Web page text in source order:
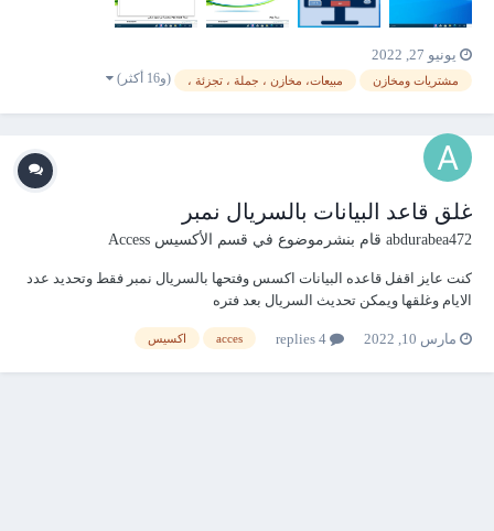
يونيو 27, 2022
مشتريات ومخازن مبيعات، مخازن ، جملة ، تجزئة ، (و16 أكثر)
غلق قاعد البيانات بالسريال نمبر
abdurabea472 قام بنشرموضوع في قسم الأكسيس Access
كنت عايز اقفل قاعده البيانات اكسس وفتحها بالسريال نمبر فقط وتحديد عدد
الايام وغلقها ويمكن تحديث السريال بعد فتره
مارس 10, 2022 acces اكسيس